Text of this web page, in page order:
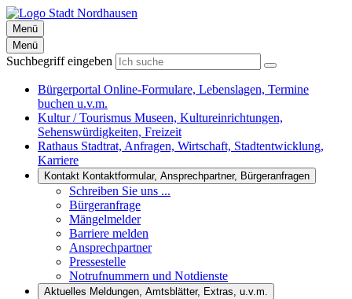
Menü
Menü
Suchbegriff eingeben
Bürgerportal Online-Formulare, Lebenslagen, Termine
buchen u.v.m.
Kultur / Tourismus Museen, Kultureinrichtungen,
Sehenswürdigkeiten, Freizeit
Rathaus Stadtrat, Anfragen, Wirtschaft, Stadtentwicklung,
Karriere
Kontakt Kontaktformular, Ansprechpartner, Bürgeranfragen
Schreiben Sie uns ...
Bürgeranfrage
Mängelmelder
Barriere melden
Ansprechpartner
Pressestelle
Notrufnummern und Notdienste
Aktuelles Meldungen, Amtsblätter, Extras, u.v.m.